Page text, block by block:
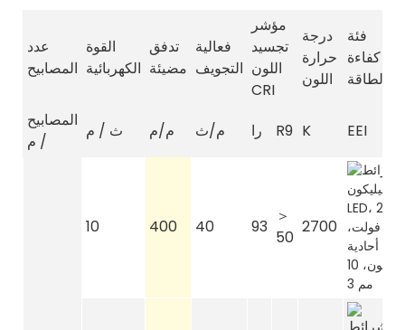
عدد
المصابيح
القوة
الكهربائية
تدفق
مضيئة
فعالية
التجويف
مؤشر
تجسيد
اللون
CRI
درجة
حرارة
اللون
فئة
كفاءة
الطاقة
المصابيح
/ م
ث / م م/م م/ث را R9 K EEI
10 400 40 93
＞
50
2700